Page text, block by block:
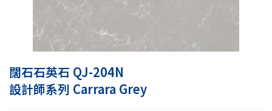
闊石石英石 QJ-204N
設計師系列 Carrara Grey